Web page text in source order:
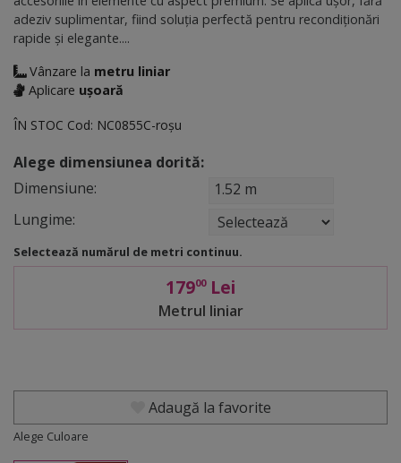
adeziv suplimentar, fiind soluția perfectă pentru recondiționări
rapide și elegante....
Vânzare la metru liniar
Aplicare ușoară
ÎN STOC Cod: NC0855C-roșu
Alege dimensiunea dorită:
Dimensiune:
1.52 m
Lungime:
Selectează numărul de metri continuu.
17900Lei
Metrul liniar
Adaugă la favorite
Alege Culoare